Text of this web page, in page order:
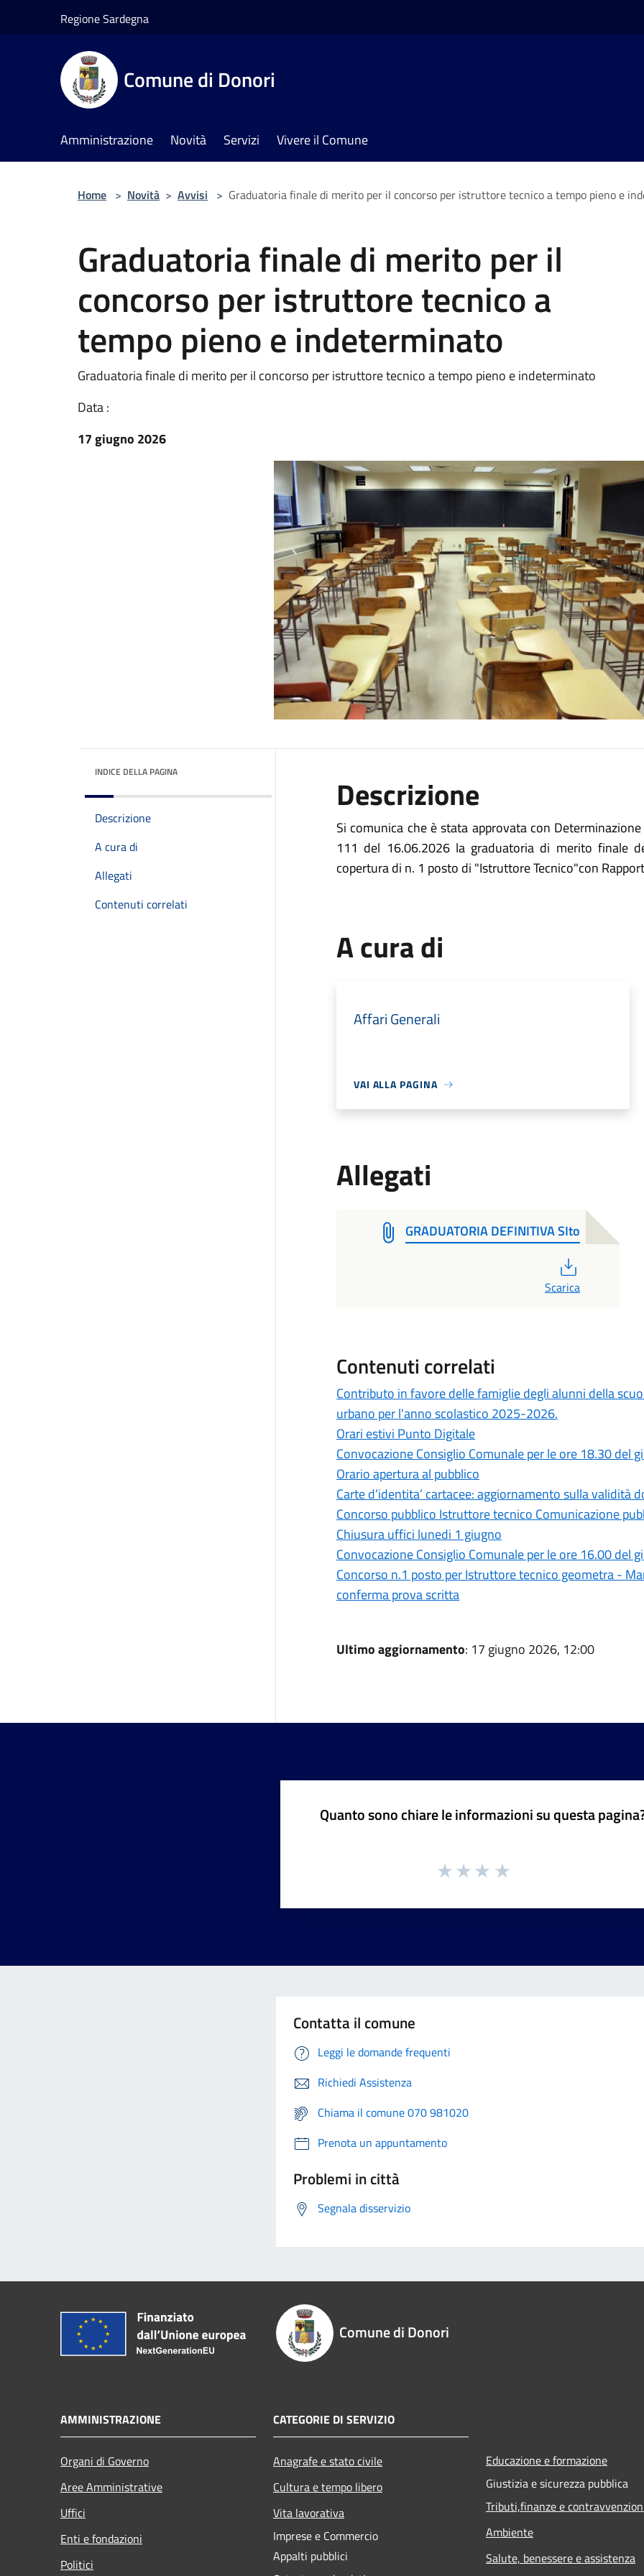
Regione Sardegna
Comune di Donori
Amministrazione Novità Servizi Vivere il Comune
Home > Novità > Avvisi > Graduatoria finale di merito per il concorso per istruttore tecnico a tempo pieno e
Graduatoria finale di merito per il
concorso per istruttore tecnico a
tempo pieno e indeterminato
Graduatoria finale di merito per il concorso per istruttore tecnico a tempo pieno e indeterminato
Data :
17 giugno 2026
INDICE DELLA PAGINA
Descrizione
A cura di
Allegati
Contenuti correlati
Descrizione
Si comunica che è stata approvata con
111 del 16.06.2026 la graduatoria di merito finale
copertura di n. 1 posto di "Istruttore Tecnico"con
A cura di
Affari Generali
VAI ALLA PAGINA
Allegati
GRADUATORIA DEFINITIVA SIto
Scarica
Contenuti correlati
Contributo in favore delle famiglie degli alunni della
urbano per l'anno scolastico 2025-2026.
Orari estivi Punto Digitale
Convocazione Consiglio Comunale per le ore 18.30 del
Orario apertura al pubblico
Carte d’identita’ cartacee: aggiornamento sulla validità
Concorso pubblico Istruttore tecnico Comunicazione
Chiusura uffici lunedi 1 giugno
Convocazione Consiglio Comunale per le ore 16.00 del
Concorso n.1 posto per Istruttore tecnico geometra -
conferma prova scritta
Ultimo aggiornamento: 17 giugno 2026, 12:00
Quanto sono chiare le informazioni su questa
Contatta il comune
Leggi le domande frequenti
Richiedi Assistenza
Chiama il comune 070 981020
Prenota un appuntamento
Problemi in città
Segnala disservizio
Comune di Donori
AMMINISTRAZIONE
Organi di Governo
Aree Amministrative
Uffici
Enti e fondazioni
Politici
CATEGORIE DI SERVIZIO
Anagrafe e stato civile
Cultura e tempo libero
Vita lavorativa
Imprese e Commercio
Appalti pubblici
Educazione e formazione
Giustizia e sicurezza pubblica
Tributi,finanze e
Ambiente
Salute, benessere e assistenza